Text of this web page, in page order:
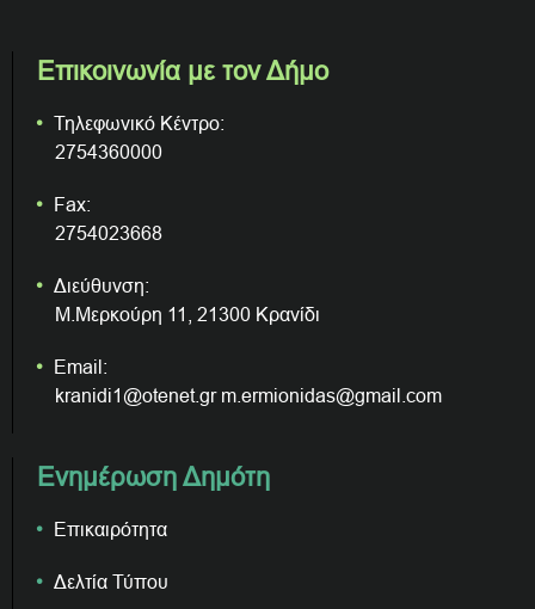
Επικοινωνία με τον Δήμο
Τηλεφωνικό Κέντρο:
2754360000
Fax:
2754023668
Διεύθυνση:
Μ.Μερκούρη 11, 21300 Κρανίδι
Email:
kranidi1@otenet.gr m.ermionidas@gmail.com
Ενημέρωση Δημότη
Επικαιρότητα
Δελτία Τύπου